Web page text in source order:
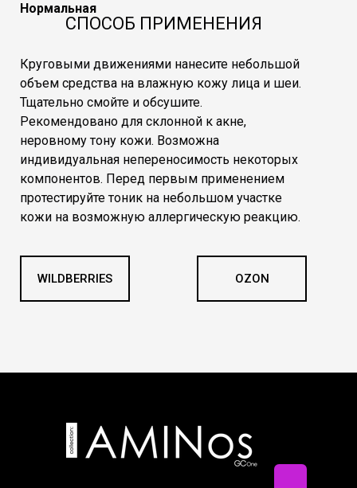
OZON
WILDBERRIES
СПОСОБ ПРИМЕНЕНИЯ
Круговыми движениями нанесите небольшой
объем средства на влажную кожу лица и шеи.
Тщательно смойте и обсушите.
Рекомендовано для склонной к акне,
неровному тону кожи. Возможна
индивидуальная непереносимость некоторых
компонентов. Перед первым применением
протестируйте тоник на небольшом участке
кожи на возможную аллергическую реакцию.
Нормальная